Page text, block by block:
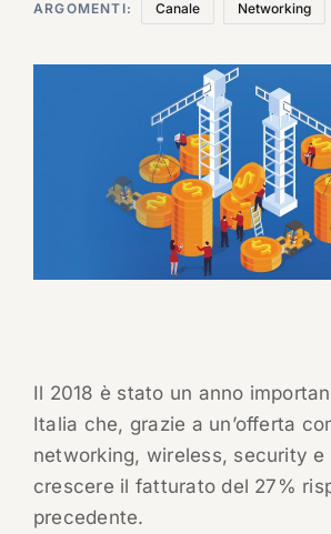
ARGOMENTI: Canale Networking
Il 2018 è stato un anno
Italia che, grazie a un’offerta
networking, wireless, security
crescere il fatturato del 27%
precedente.